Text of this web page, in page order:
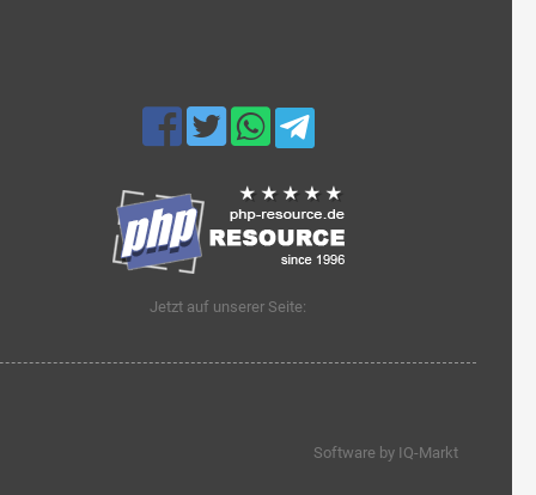
Jetzt auf unserer Seite:
Software by IQ-Markt